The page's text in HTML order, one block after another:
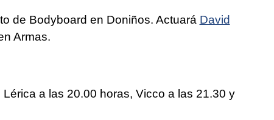
de Bodyboard en Doniños. Actuará David
Armas.
Lérica a las 20.00 horas, Vicco a las 21.30 y